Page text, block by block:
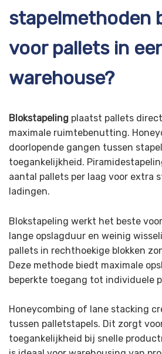
stapelmethoden
voor pallets in
warehouse?
Blokstapeling plaatst pallets
maximale ruimtebenutting.
doorlopende gangen tussen
toegankelijkheid.
aantal pallets per laag voor extra
ladingen.
Blokstapeling werkt het beste
lange opslagduur en weinig
pallets in rechthoekige blokken
Deze methode biedt maximale
beperkte toegang tot individuele
Honeycombing of lane stacking
tussen palletstapels. Dit zorgt
toegankelijkheid bij snelle